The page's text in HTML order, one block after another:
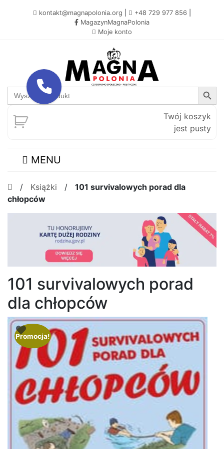
kontakt@magnapolonia.org +48 729 977 856
MagazynMagnaPolonia
Moje konto
Search
for:
Search Button
Twój koszyk
jest pusty
MENU
/ Książki / 101 survivalowych porad dla
chłopców
101 survivalowych porad
dla chłopców
Promocja!